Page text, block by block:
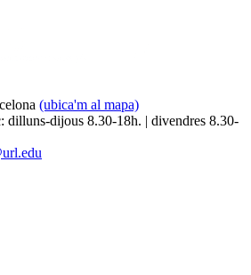
(ubica'm al mapa)
dilluns-dijous 8.30-18h. | divendres 8.30-